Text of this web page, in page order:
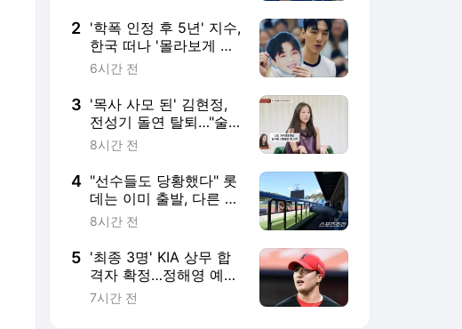
2 '학폭 인정 후 5년' 지수,
한국 떠나 '몰라보게 달
라진 얼굴'…"과거와 딴
6시간 전
3 '목사 사모 된' 김현정,
전성기 돌연 탈퇴…"술
취한 사람들 상대하기
8시간 전
4 "선수들도 당황했다" 롯
데는 이미 출발, 다른 팀
들 숙박 취소…초유의
8시간 전
5 '최종 3명' KIA 상무 합
격자 확정…정해영 예상
대로, 한재승·윤도현도
7시간 전